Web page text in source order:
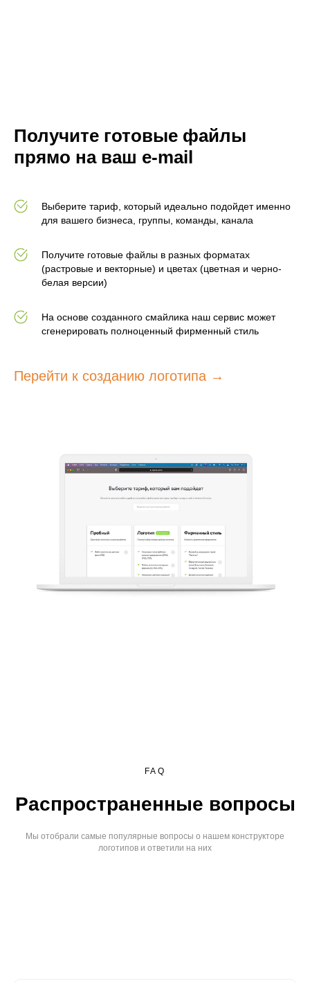
Получите готовые файлы
прямо на ваш e-mail
Выберите тариф, который идеально подойдет именно
для вашего бизнеса, группы, команды, канала
Получите готовые файлы в разных форматах
(растровые и векторные) и цветах (цветная и черно-
белая версии)
На основе созданного смайлика наш сервис может
сгенерировать полноценный фирменный стиль
Перейти к созданию логотипа
FAQ
Распространенные вопросы
Мы отобрали самые популярные вопросы о нашем конструкторе
логотипов и ответили на них